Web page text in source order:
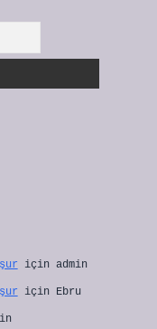
için admin
için Ebru